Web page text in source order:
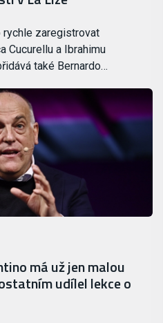
rychle zaregistrovat
Cucurellu a Ibrahimu
také Bernardo…
má už jen malou
udílel lekce o